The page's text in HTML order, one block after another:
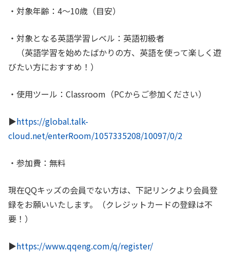
・対象年齢：4〜10歳（目安）
・対象となる英語学習レベル：英語初級者
（英語学習を始めたばかりの方、英語を使って楽しく遊
びたい方におすすめ！）
・使用ツール：Classroom（PCからご参加ください）
▶︎https://global.talk-
cloud.net/enterRoom/1057335208/10097/0/2
・参加費：無料
現在QQキッズの会員でない方は、下記リンクより会員登
録をお願いいたします。（クレジットカードの登録は不
要！）
▶︎https://www.qqeng.com/q/register/